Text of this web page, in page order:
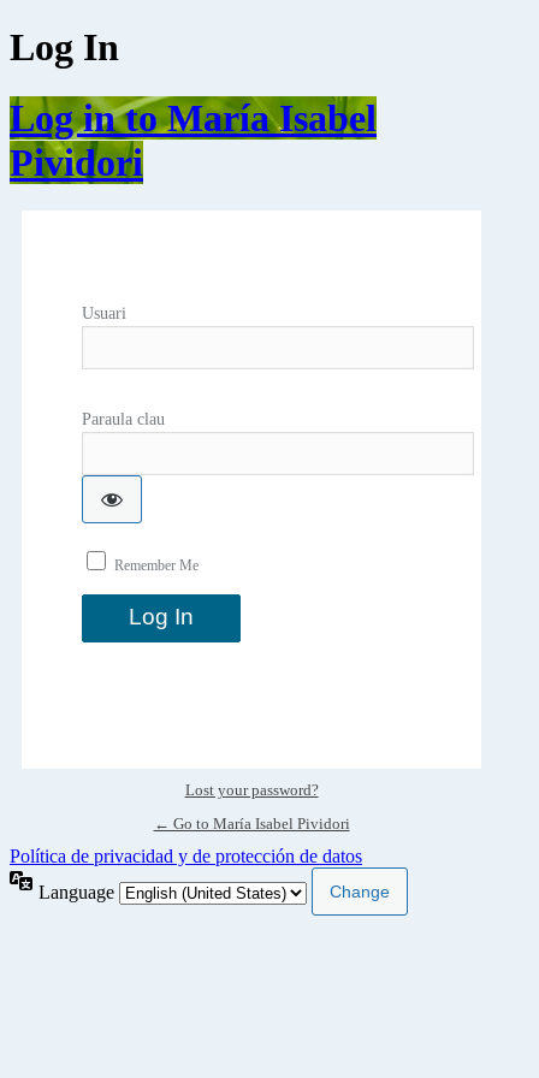
Log In
Log in to María Isabel
Pividori
Usuari
Paraula clau
Remember Me
Lost your password?
← Go to María Isabel Pividori
Política de privacidad y de protección de datos
Language